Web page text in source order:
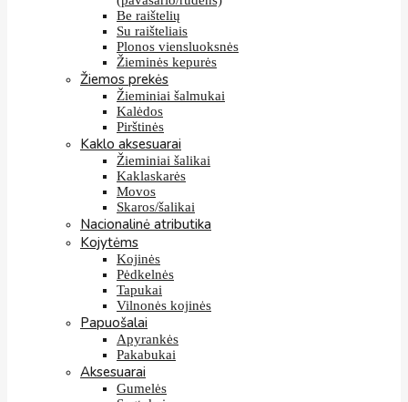
Be raištelių
Su raišteliais
Plonos viensluoksnės
Žieminės kepurės
Žiemos prekės
Žieminiai šalmukai
Kalėdos
Pirštinės
Kaklo aksesuarai
Žieminiai šalikai
Kaklaskarės
Movos
Skaros/šalikai
Nacionalinė atributika
Kojytėms
Kojinės
Pėdkelnės
Tapukai
Vilnonės kojinės
Papuošalai
Apyrankės
Pakabukai
Aksesuarai
Gumelės